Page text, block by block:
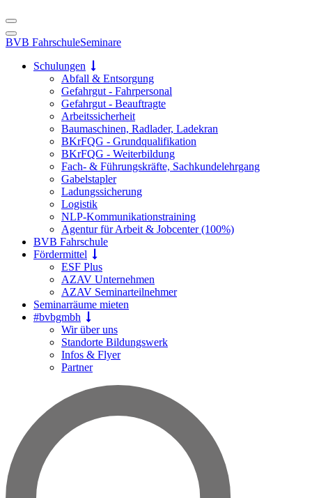
BVB FahrschuleSeminare
Schulungen
Abfall & Entsorgung
Gefahrgut - Fahrpersonal
Gefahrgut - Beauftragte
Arbeitssicherheit
Baumaschinen, Radlader, Ladekran
BKrFQG - Grundqualifikation
BKrFQG - Weiterbildung
Fach- & Führungskräfte, Sachkundelehrgang
Gabelstapler
Ladungssicherung
Logistik
NLP-Kommunikationstraining
Agentur für Arbeit & Jobcenter (100%)
BVB Fahrschule
Fördermittel
ESF Plus
AZAV Unternehmen
AZAV Seminarteilnehmer
Seminarräume mieten
#bvbgmbh
Wir über uns
Standorte Bildungswerk
Infos & Flyer
Partner